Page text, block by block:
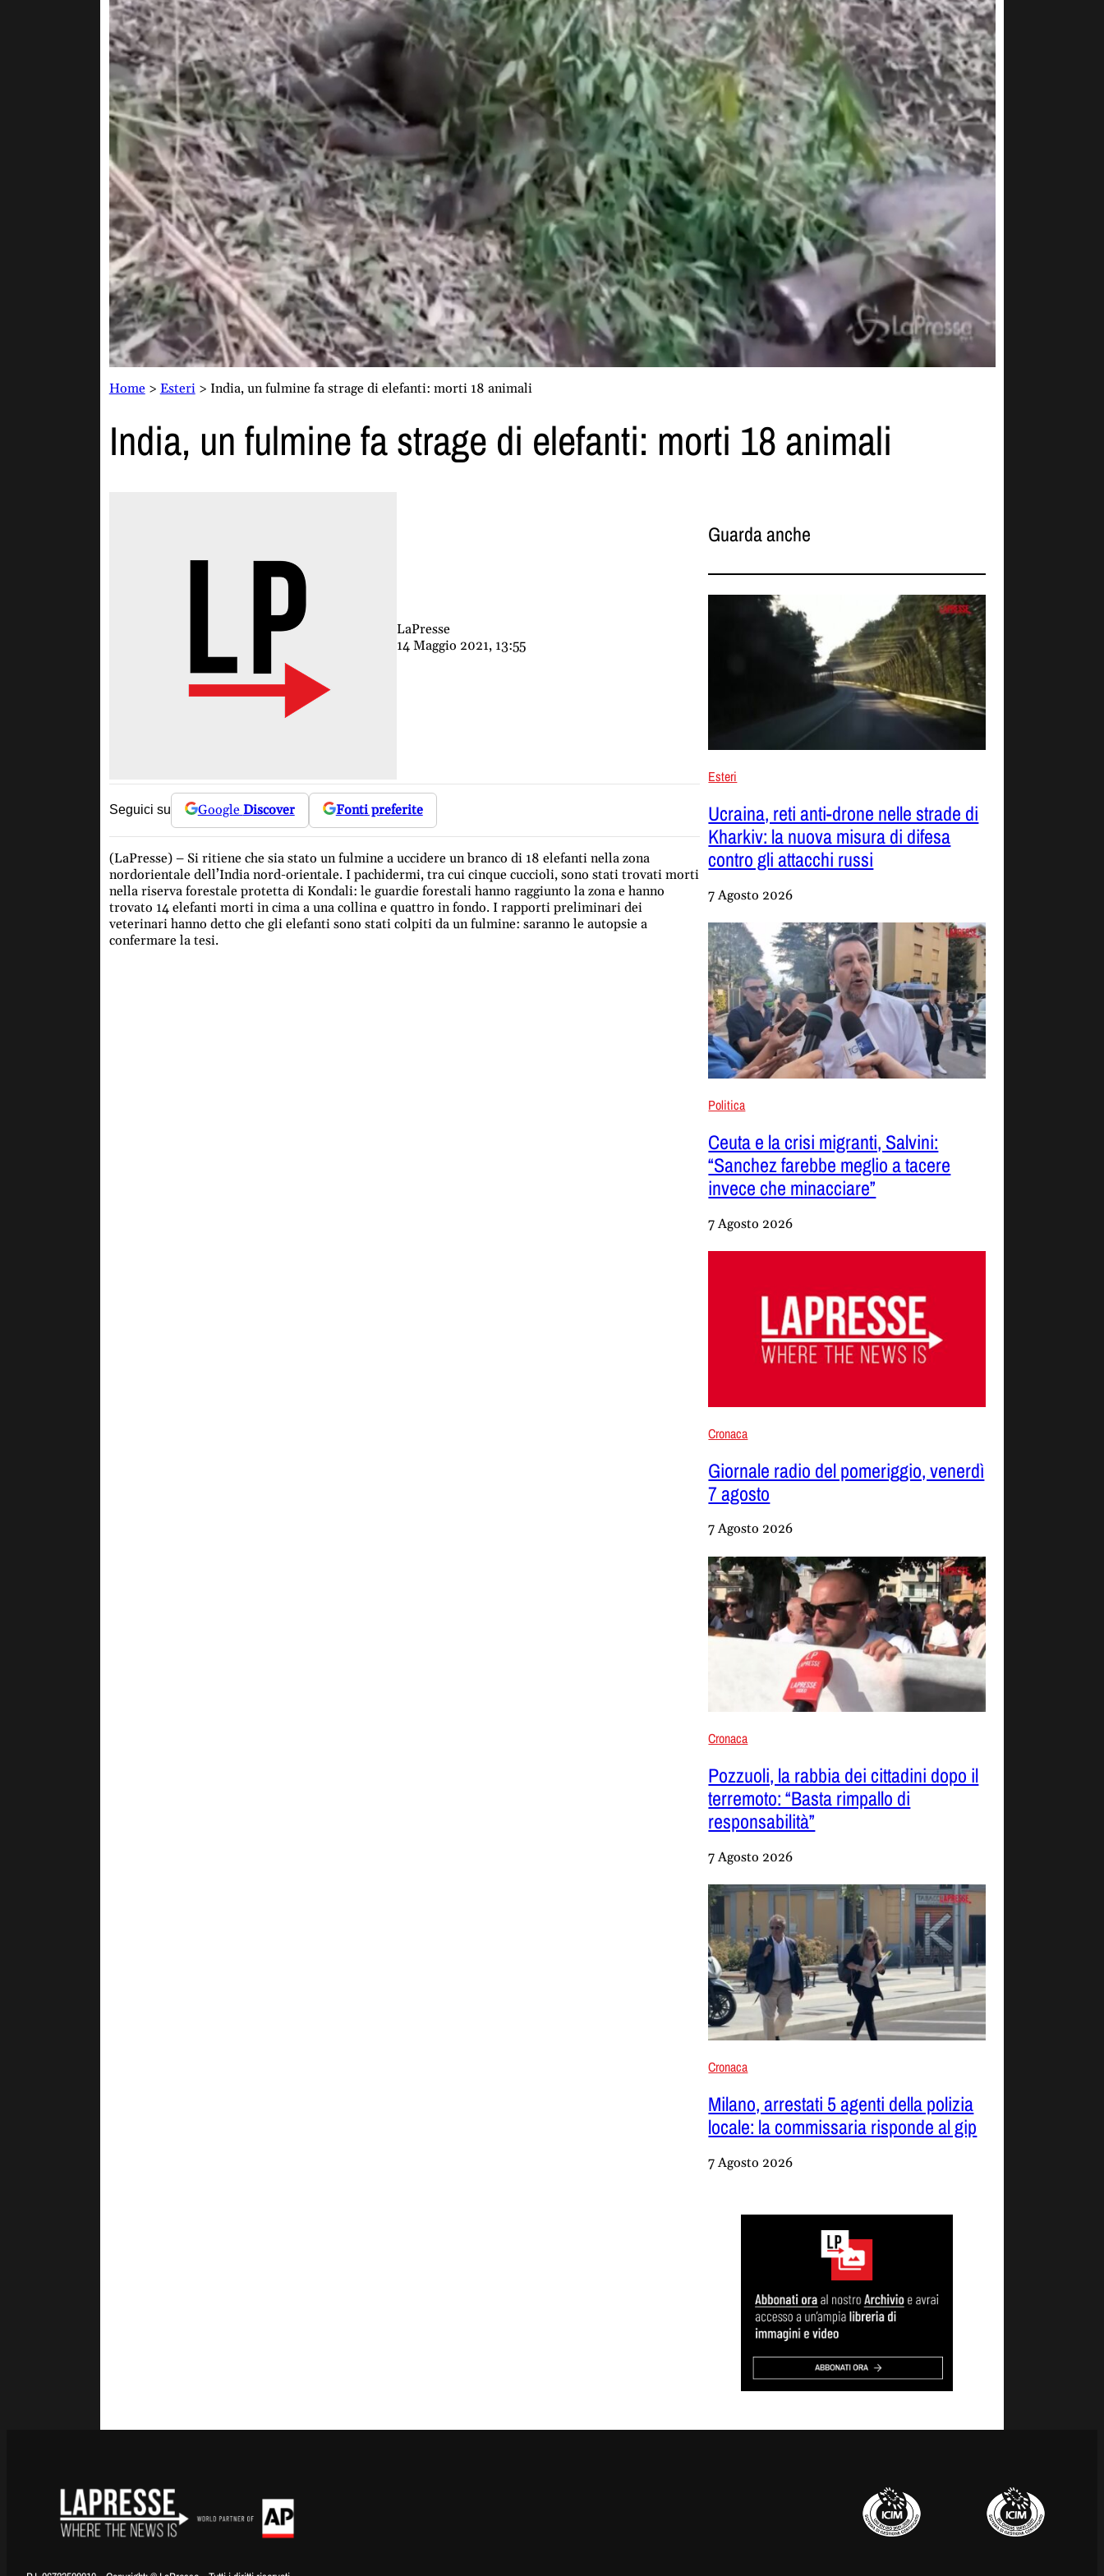
Home> Esteri> India, un fulmine fa strage di elefanti: morti 18 animali
India, un fulmine fa strage di elefanti: morti 18 animali
LaPresse
14 Maggio 2021, 13:55
Seguici su Google Discover Fonti preferite
(LaPresse) – Si ritiene che sia stato un fulmine a uccidere un branco di 18 elefanti nella zona
nordorientale dell’India nord-orientale. I pachidermi, tra cui cinque cuccioli, sono stati trovati morti
nella riserva forestale protetta di Kondali: le guardie forestali hanno raggiunto la zona e hanno
trovato 14 elefanti morti in cima a una collina e quattro in fondo. I rapporti preliminari dei
veterinari hanno detto che gli elefanti sono stati colpiti da un fulmine: saranno le autopsie a
confermare la tesi.
Guarda anche
Esteri
Ucraina, reti anti-drone nelle strade di
Kharkiv: la nuova misura di difesa
contro gli attacchi russi
7 Agosto 2026
Politica
Ceuta e la crisi migranti, Salvini:
“Sanchez farebbe meglio a tacere
invece che minacciare”
7 Agosto 2026
Cronaca
Giornale radio del pomeriggio, venerdì
7 agosto
7 Agosto 2026
Cronaca
Pozzuoli, la rabbia dei cittadini dopo il
terremoto: “Basta rimpallo di
responsabilità”
7 Agosto 2026
Cronaca
Milano, arrestati 5 agenti della polizia
locale: la commissaria risponde al gip
7 Agosto 2026